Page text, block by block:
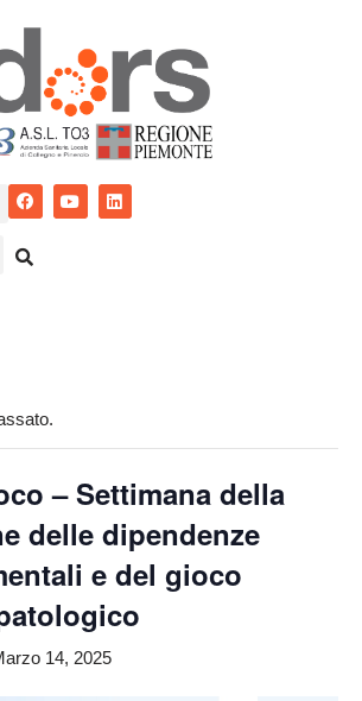
– Settimana della
delle dipendenze
e del gioco
14, 2025